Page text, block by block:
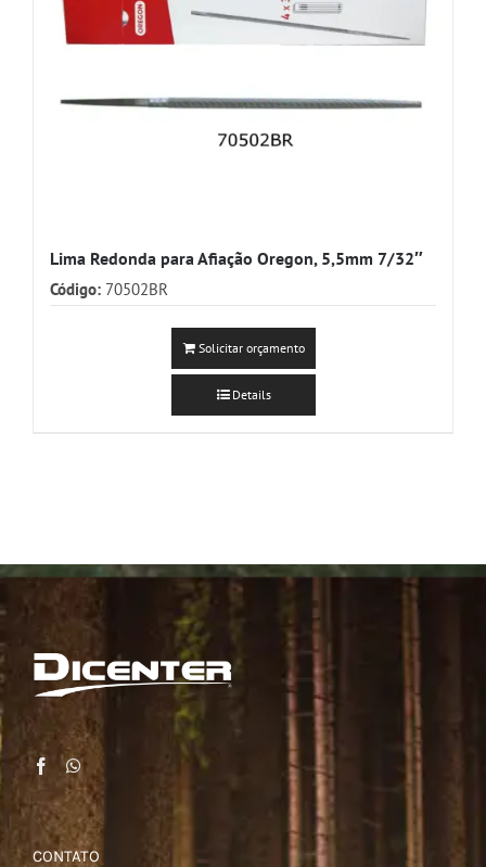
Lima Redonda para Afiação Oregon, 5,5mm 7/32″
Código: 70502BR
Solicitar orçamento
Details
CONTATO